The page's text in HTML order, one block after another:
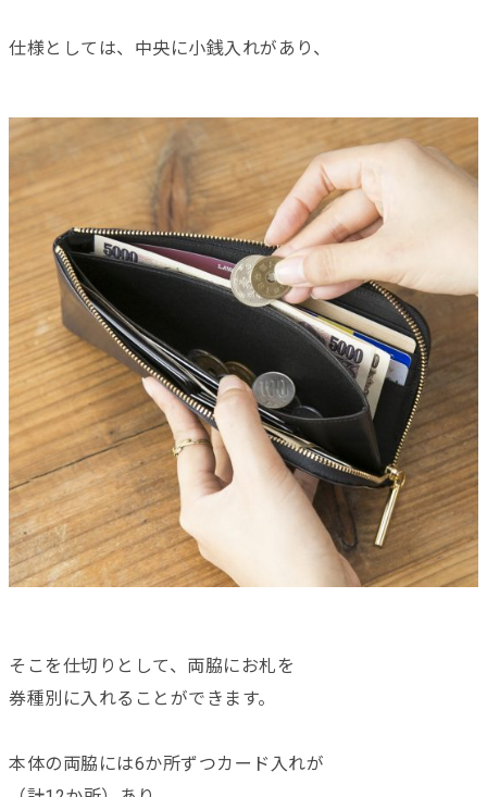
仕様としては、中央に小銭入れがあり、
そこを仕切りとして、両脇にお札を
券種別に入れることができます。
本体の両脇には6か所ずつカード入れが